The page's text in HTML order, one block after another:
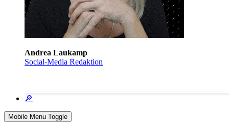
Andrea Laukamp
Social-Media Redaktion
🔎
Mobile Menu Toggle